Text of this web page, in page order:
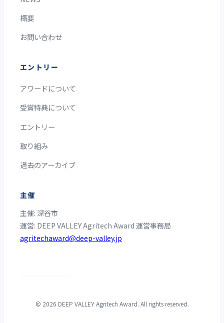
概要
お問い合わせ
エントリー
アワードについて
受賞特典について
エントリー
取り組み
過去のアーカイブ
主催
主催: 深谷市
運営: DEEP VALLEY Agritech Award 運営事務局
agritechaward@deep-valley.jp
© 2026 DEEP VALLEY Agritech Award. All rights reserved.